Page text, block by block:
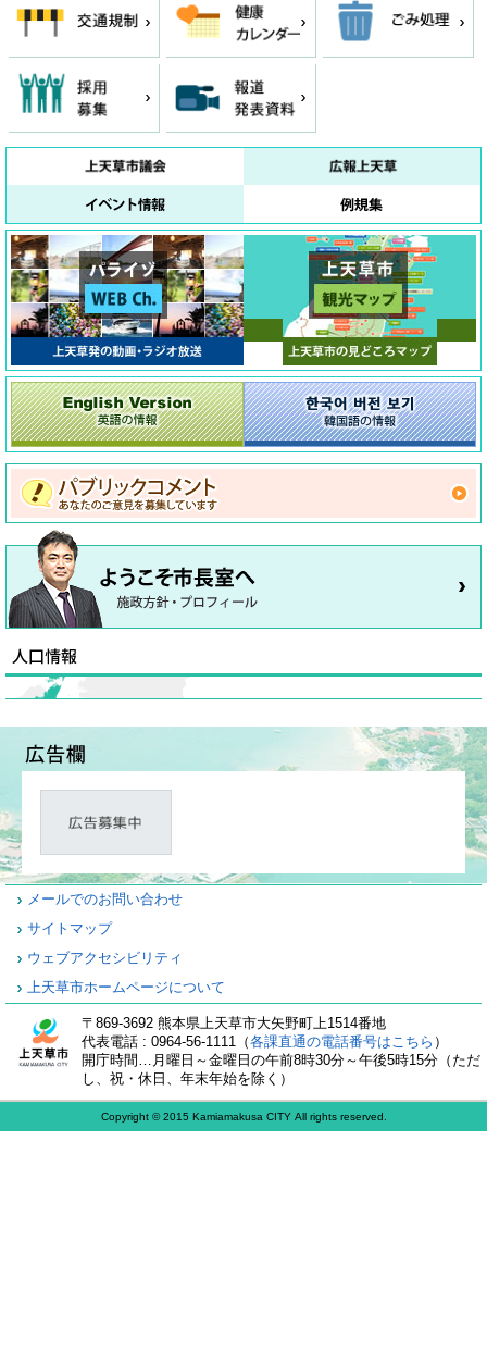
メールでのお問い合わせ
サイトマップ
ウェブアクセシビリティ
上天草市ホームページについて
〒869-3692 熊本県上天草市大矢野町上1514番地
代表電話 : 0964-56-1111（各課直通の電話番号はこちら ）
開庁時間…月曜日～金曜日の午前8時30分～午後5時15分（ただ
し、祝・休日、年末年始を除く）
Copyright © 2015 Kamiamakusa CITY All rights reserved.